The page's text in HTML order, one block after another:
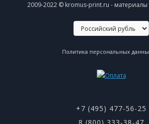
2009-2022 © kromus-print.ru - материалы
Политика персональных
+7 (495) 477-56-25